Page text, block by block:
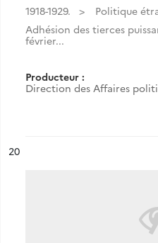
1918-1929.
Politique
Adhésion des tierces
février...
Producteur :
Direction des Affaires
n°
20